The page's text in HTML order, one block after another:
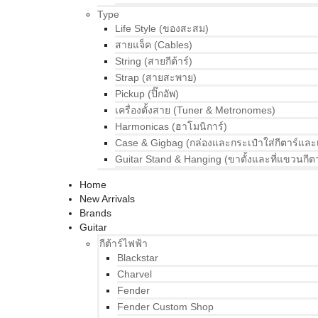
Type
Life Style (ของสะสม)
สายแจ็ค (Cables)
String (สายกีต้าร์)
Strap (สายสะพาย)
Pickup (ปิ๊กอัพ)
เครื่องตั้งสาย (Tuner & Metronomes)
Harmonicas (ฮาโมนิการ์)
Case & Gigbag (กล่องและกระเป๋าใส่กีตาร์และ
Guitar Stand & Hanging (ขาตั้งและที่แขวนกีต
Home
New Arrivals
Brands
Guitar
กีต้าร์ไฟฟ้า
Blackstar
Charvel
Fender
Fender Custom Shop